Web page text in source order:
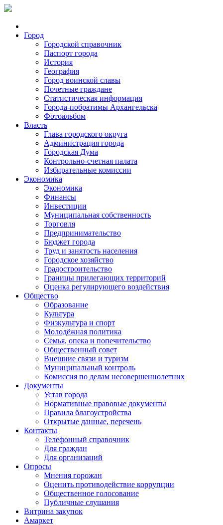
Город
Городской справочник
Паспорт города
История
География
Город воинской славы
Почетные граждане
Статистическая информация
Города-побратимы Архангельска
Фотоальбом
Власть
Глава городского округа
Администрация города
Городская Дума
Контрольно-счетная палата
Избирательные комиссии
Экономика
Экономика
Финансы
Инвестиции
Муниципальная собственность
Торговля
Предпринимательство
Бюджет города
Труд и занятость населения
Городское хозяйство
Градостроительство
Границы прилегающих территорий
Оценка регулирующего воздействия
Общество
Образование
Культура
Физкультура и спорт
Молодёжная политика
Семья, опека и попечительство
Общественный совет
Внешние связи и туризм
Муниципальный контроль
Комиссия по делам несовершеннолетних
Документы
Устав города
Нормативные правовые документы
Правила благоустройства
Открытые данные, перечень
Контакты
Телефонный справочник
Для граждан
Для организаций
Опросы
Мнения горожан
Оценить противодействие коррупции
Общественное голосование
Публичные слушания
Витрина закупок
Амаркет